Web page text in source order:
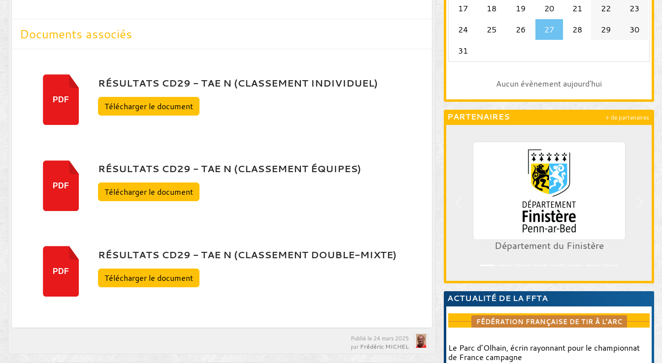
Documents associés
PDF
RÉSULTATS CD29 - TAE N (CLASSEMENT INDIVIDUEL)
Télécharger le document
PDF
RÉSULTATS CD29 - TAE N (CLASSEMENT ÉQUIPES)
Télécharger le document
PDF
RÉSULTATS CD29 - TAE N (CLASSEMENT DOUBLE-MIXTE)
Télécharger le document
Publié le 24 mars 2025
par Frédéric MICHEL
17
18 19 20 21 22
23
24
25 26 27 28 29
30
31
Aucun évènement aujourd'hui
PARTENAIRES
Département du Finistère
+ de partenaires
ACTUALITÉ DE LA FFTA
FÉDÉRATION FRANÇAISE DE TIR À L'ARC
Le Parc d’Olhain, écrin rayonnant pour le championnat
de France campagne